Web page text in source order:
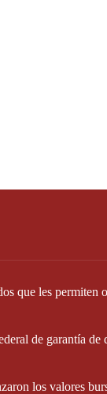
que les permiten
de garantía de
los valores